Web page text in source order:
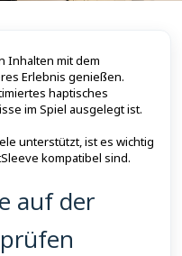
Inhalten mit dem
Erlebnis genießen.
haptisches
im Spiel ausgelegt ist.
unterstützt, ist es wichtig
kompatibel sind.
auf der